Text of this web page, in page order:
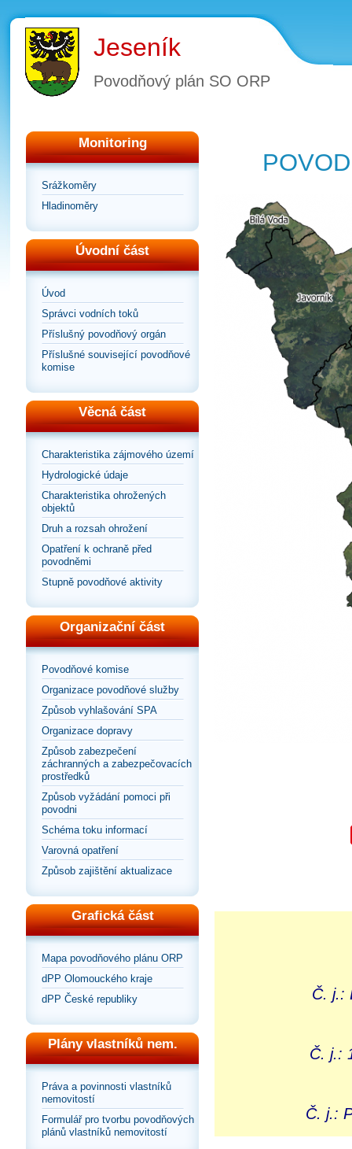
Jeseník
Povodňový plán SO ORP
Monitoring
Srážkoměry
Hladinoměry
Úvodní část
Úvod
Správci vodních toků
Příslušný povodňový orgán
Příslušné související povodňové
komise
Věcná část
Charakteristika zájmového území
Hydrologické údaje
Charakteristika ohrožených
objektů
Druh a rozsah ohrožení
Opatření k ochraně před
povodněmi
Stupně povodňové aktivity
Organizační část
Povodňové komise
Organizace povodňové služby
Způsob vyhlašování SPA
Organizace dopravy
Způsob zabezpečení
záchranných a zabezpečovacích
prostředků
Způsob vyžádání pomoci při
povodni
Schéma toku informací
Varovná opatření
Způsob zajištění aktualizace
Grafická část
Mapa povodňového plánu ORP
dPP Olomouckého kraje
dPP České republiky
Plány vlastníků nem.
Práva a povinnosti vlastníků
nemovitostí
Formulář pro tvorbu povodňových
plánů vlastníků nemovitostí
Č. j.:
Č. j.:
Č. j.: